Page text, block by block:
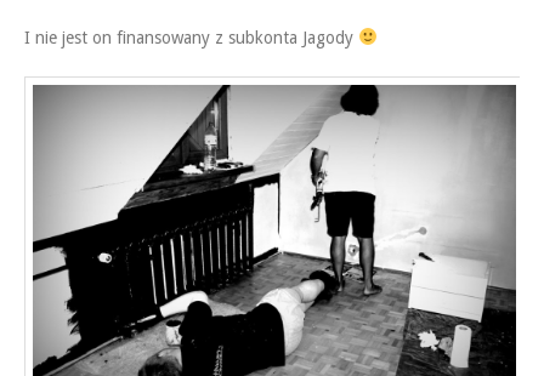
I nie jest on finansowany z subkonta Jagody